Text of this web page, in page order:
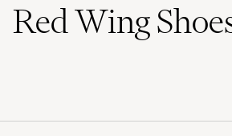
Red Wing